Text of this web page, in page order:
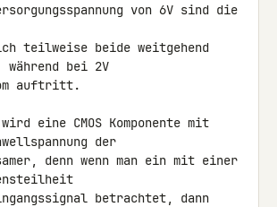
von 6V sind die
teilweise beide weitgehend
bei 2V
auftritt.
eine CMOS Komponente mit
der
denn wenn man ein mit einer
betrachtet, dann